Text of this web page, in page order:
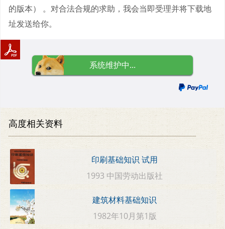
的版本） 。对合法合规的求助，我会当即受理并将下载地
址发送给你。
系统维护中...
高度相关资料
印刷基础知识 试用
1993 中国劳动出版社
建筑材料基础知识
1982年10月第1版